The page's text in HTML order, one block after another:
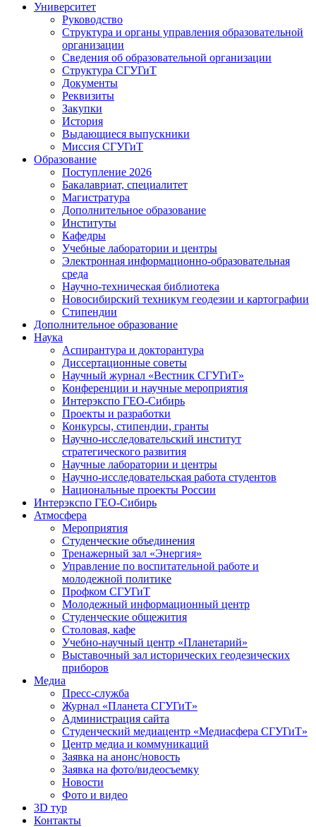
Университет
Руководство
Структура и органы управления образовательной
организации
Сведения об образовательной организации
Структура СГУГиТ
Документы
Реквизиты
Закупки
История
Выдающиеся выпускники
Миссия СГУГиТ
Образование
Поступление 2026
Бакалавриат, специалитет
Магистратура
Дополнительное образование
Институты
Кафедры
Учебные лаборатории и центры
Электронная информационно-образовательная
среда
Научно-техническая библиотека
Новосибирский техникум геодезии и картографии
Стипендии
Дополнительное образование
Наука
Аспирантура и докторантура
Диссертационные советы
Научный журнал «Вестник СГУГиТ»
Конференции и научные мероприятия
Интерэкспо ГЕО-Сибирь
Проекты и разработки
Конкурсы, стипендии, гранты
Научно-исследовательский институт
стратегического развития
Научные лаборатории и центры
Научно-исследовательская работа студентов
Национальные проекты России
Интерэкспо ГЕО-Сибирь
Атмосфера
Мероприятия
Студенческие объединения
Тренажерный зал «Энергия»
Управление по воспитательной работе и
молодежной политике
Профком СГУГиТ
Молодежный информационный центр
Студенческие общежития
Столовая, кафе
Учебно-научный центр «Планетарий»
Выставочный зал исторических геодезических
приборов
Медиа
Пресс-служба
Журнал «Планета СГУГиТ»
Администрация сайта
Студенческий медиацентр «Медиасфера СГУГиТ»
Центр медиа и коммуникаций
Заявка на анонс/новость
Заявка на фото/видеосъемку
Новости
Фото и видео
3D тур
Контакты